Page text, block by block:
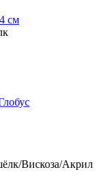
см
Вискоза/Акрил